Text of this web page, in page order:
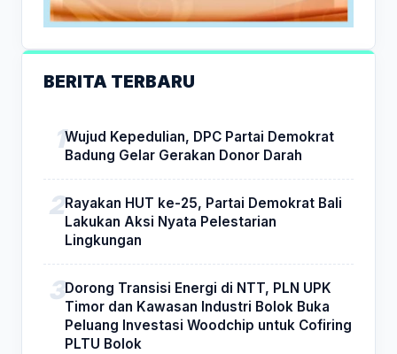
BERITA TERBARU
Wujud Kepedulian, DPC Partai Demokrat
Badung Gelar Gerakan Donor Darah
Rayakan HUT ke-25, Partai Demokrat Bali
Lakukan Aksi Nyata Pelestarian
Lingkungan
Dorong Transisi Energi di NTT, PLN UPK
Timor dan Kawasan Industri Bolok Buka
Peluang Investasi Woodchip untuk Cofiring
PLTU Bolok